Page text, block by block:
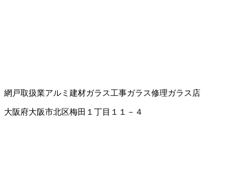
網戸取扱業アルミ建材ガラス工事ガラス修理ガラス店
大阪府大阪市北区梅田１丁目１１－４